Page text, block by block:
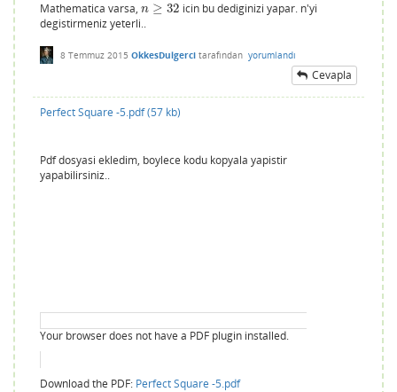
Mathematica varsa, n ≥ 32
n≥ 32
icin bu dediginizi yapar. n'yi
degistirmeniz yeterli..
8 Temmuz 2015 OkkesDulgerci tarafından yorumlandı
Cevapla
Perfect Square -5.pdf (57 kb)
Pdf dosyasi ekledim, boylece kodu kopyala yapistir
yapabilirsiniz..
Your browser does not have a PDF plugin installed.
Download the PDF: Perfect Square -5.pdf